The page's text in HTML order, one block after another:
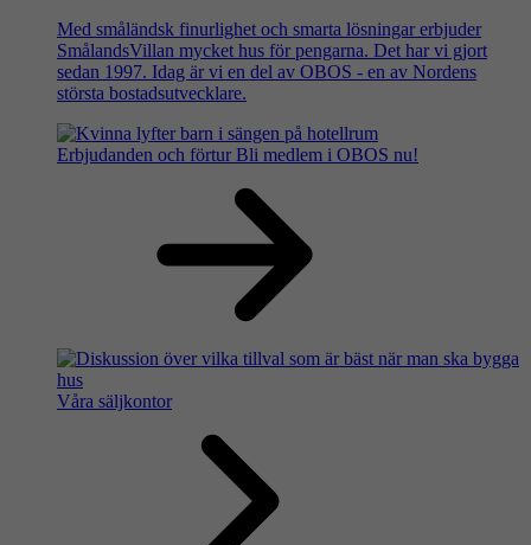
Med småländsk finurlighet och smarta lösningar erbjuder
SmålandsVillan mycket hus för pengarna. Det har vi gjort
sedan 1997. Idag är vi en del av OBOS - en av Nordens
största bostadsutvecklare.
Erbjudanden och förtur Bli medlem i OBOS nu!
Våra säljkontor